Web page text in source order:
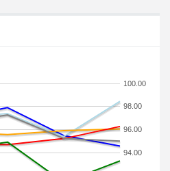
94.00
96.00
98.00
100.00